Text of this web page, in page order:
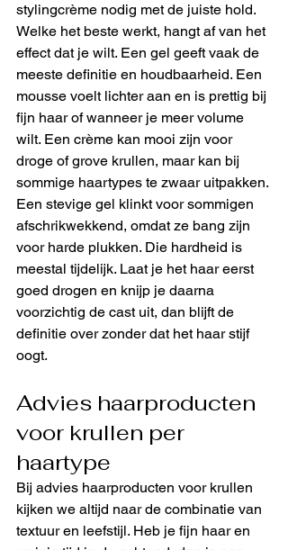
stylingcrème nodig met de juiste hold.
Welke het beste werkt, hangt af van het
effect dat je wilt. Een gel geeft vaak de
meeste definitie en houdbaarheid. Een
mousse voelt lichter aan en is prettig bij
fijn haar of wanneer je meer volume
wilt. Een crème kan mooi zijn voor
droge of grove krullen, maar kan bij
sommige haartypes te zwaar uitpakken.
Een stevige gel klinkt voor sommigen
afschrikwekkend, omdat ze bang zijn
voor harde plukken. Die hardheid is
meestal tijdelijk. Laat je het haar eerst
goed drogen en knijp je daarna
voorzichtig de cast uit, dan blijft de
definitie over zonder dat het haar stijf
oogt.
Advies haarproducten
voor krullen per
haartype
Bij advies haarproducten voor krullen
kijken we altijd naar de combinatie van
textuur en leefstijl. Heb je fijn haar en